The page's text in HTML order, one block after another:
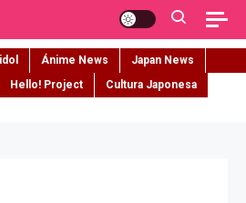
Ánime News
Japan News
Hello! Project
Cultura Japonesa